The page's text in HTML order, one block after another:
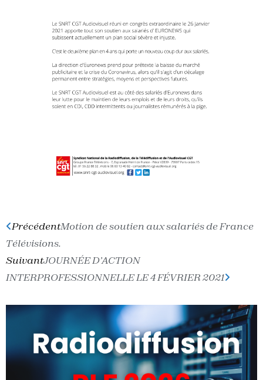
PrécédentMotion de soutien aux salariés de France
Télévisions.
SuivantJOURNÉE D’ACTION
INTERPROFESSIONNELLE LE 4 FÉVRIER 2021